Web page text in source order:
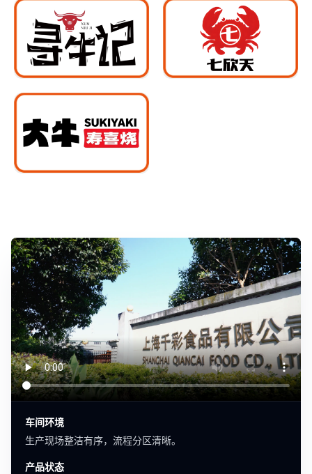
车间环境
生产现场整洁有序，流程分区清晰。
产品状态